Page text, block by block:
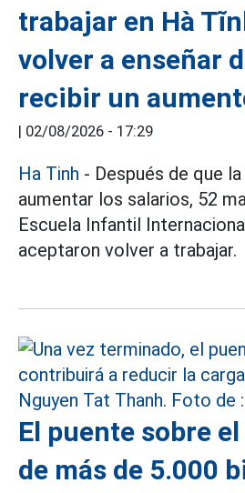
trabajar en Hà
volver a enseñar
recibir un
| 02/08/2026 - 17:29
Ha Tinh - Después de que
aumentar los salarios, 52
Escuela Infantil
aceptaron volver a trabajar.
El puente sobre
de más de 5.000